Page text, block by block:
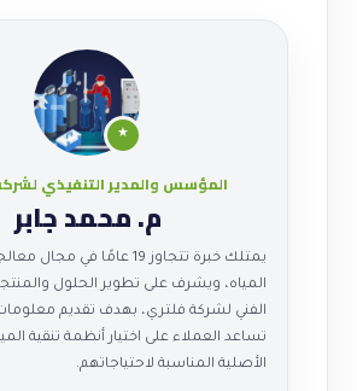
★
المؤسس والمدير التنفيذي
م. محمد جابر
يمتلك خبرة تتجاوز 19 عامًا في
المياه، ويشرف على تطوير الحلول
الفني لشركة فلتري، بهدف تقديم
تساعد العملاء على اختيار أنظمة تنقية
الأصلية المناسبة لاحتياجاتهم.